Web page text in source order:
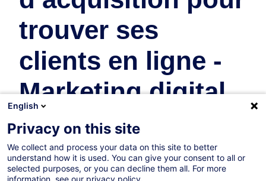
trouver ses
clients en ligne -
Marketing digital
pour non
marketeur
Marketing & Communication
English
Privacy on this site
We collect and process your data on this site to better
understand how it is used. You can give your consent to all or
selected purposes, or you can decline them all. For more
information, see our privacy policy.